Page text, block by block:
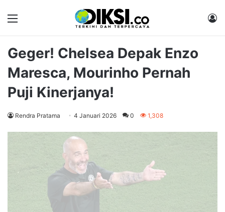
Geger! Chelsea Depak Enzo
Maresca, Mourinho Pernah
Puji Kinerjanya!
Rendra Pratama 4 Januari 2026 0 1,308